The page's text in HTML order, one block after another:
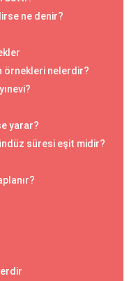
ne denir?
örnekleri nelerdir?
yarar?
süresi eşit midir?